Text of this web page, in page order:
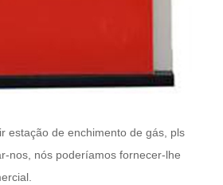
estação de enchimento de gás, pls
nos, nós poderíamos fornecer-lhe